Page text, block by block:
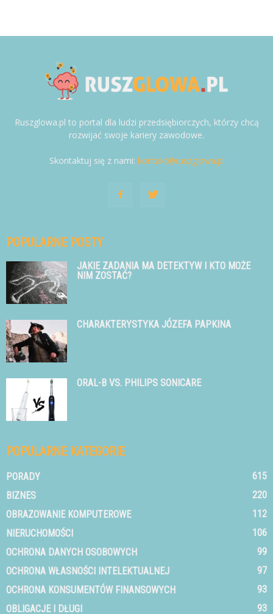
Ruszglowa.pl to portal dla ludzi przedsiębiorczych, którzy chcą
rozwijać swoje kariery zawodowe.
Skontaktuj się z nami: kontakt@ruszglowa.pl
POPULARNE POSTY
JAKIE ZADANIA MA DETEKTYW I KTO MOŻE
NIM ZOSTAĆ?
CHARAKTERYSTYKA JÓZEFA PAPKINA
ORAL-B VS. PHILIPS SONICARE
POPULARNE KATEGORIE
PORADY
615
BIZNES
220
OBRAZOWANIE KOMPUTEROWE
112
NIERUCHOMOŚCI
106
OCHRONA DANYCH OSOBOWYCH
99
OCHRONA WŁASNOŚCI INTELEKTUALNEJ
97
OCHRONA KONSUMENTÓW FINANSOWYCH
93
OBLIGACJE I DŁUGI
93